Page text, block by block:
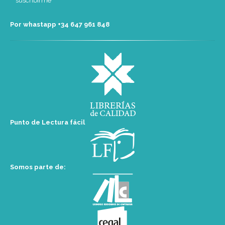
Por whastapp +34 ‭647 961 848‬
Punto de Lectura fácil
Somos parte de: